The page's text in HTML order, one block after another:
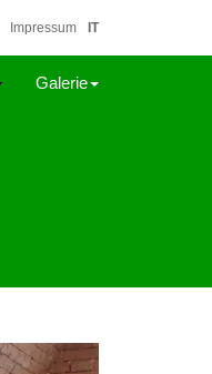
Galerie
Impressum IT